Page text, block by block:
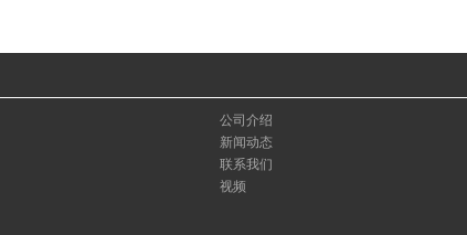
公司介绍
新闻动态
联系我们
视频